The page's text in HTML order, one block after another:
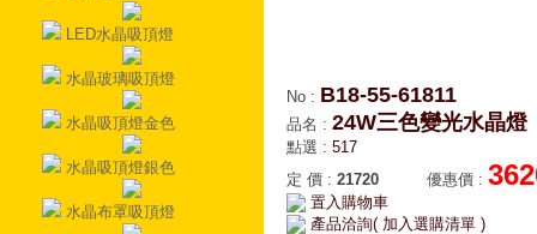
LED水晶吸頂燈
水晶玻璃吸頂燈
水晶吸頂燈金色
水晶吸頂燈銀色
水晶布罩吸頂燈
No : B18-55-61811
品名 : 24W三色變光水晶燈
點選 : 517
定 價 : 21720 優惠價 :
置入購物車
產品洽詢( 加入選購清單 )